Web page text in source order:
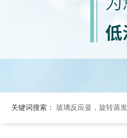
关键词搜索： 玻璃反应釜，旋转蒸发仪，密闭